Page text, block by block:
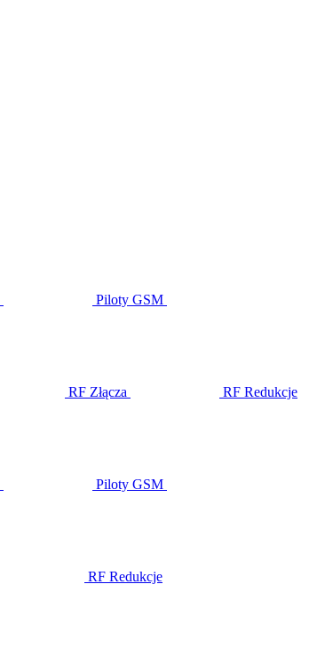
Piloty GSM
RF Złącza RF Redukcje
Piloty GSM
RF Redukcje